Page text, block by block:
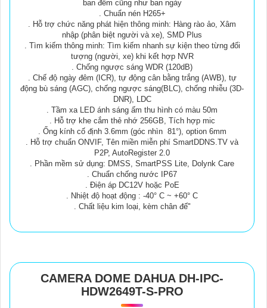
ban đêm cũng như ban ngày
. Chuẩn nén H265+
. Hỗ trợ chức năng phát hiện thông minh: Hàng rào ảo, Xâm
nhập (phân biệt người và xe), SMD Plus
. Tìm kiếm thông minh: Tìm kiếm nhanh sự kiện theo từng đối
tượng (người, xe) khi kết hợp NVR
. Chống ngược sáng WDR (120dB)
. Chế độ ngày đêm (ICR), tự động cân bằng trắng (AWB), tự
động bù sáng (AGC), chống ngược sáng(BLC), chống nhiễu (3D-
DNR), LDC
. Tầm xa LED ánh sáng ấm thu hình có màu 50m
. Hỗ trợ khe cắm thẻ nhớ 256GB, Tích hợp mic
. Ống kính cố định 3.6mm (góc nhìn 81°), option 6mm
. Hỗ trợ chuẩn ONVIF, Tên miền miễn phí SmartDDNS.TV và
P2P, AutoRegister 2.0
. Phần mềm sử dụng: DMSS, SmartPSS Lite, Dolynk Care
. Chuẩn chống nước IP67
. Điện áp DC12V hoặc PoE
. Nhiệt độ hoạt động : -40° C ~ +60° C
. Chất liệu kim loại, kèm chân đế"
CAMERA DOME DAHUA DH-IPC-
HDW2649T-S-PRO